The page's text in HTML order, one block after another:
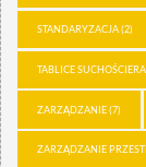
STANDARYZACJA(2)
TABLICE
ZARZĄDZANIE(7)
ZARZĄDZANIE